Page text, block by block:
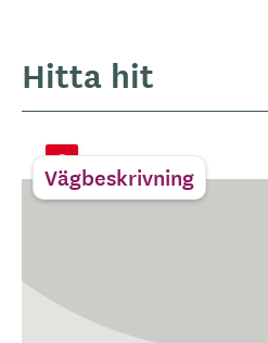
Hitta hit
Vägbeskrivning